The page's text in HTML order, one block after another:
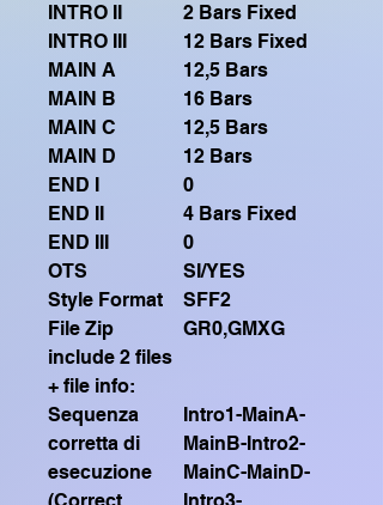
INTRO II
2 Bars Fixed
INTRO III
12 Bars Fixed
MAIN A
12,5 Bars
MAIN B
16 Bars
MAIN C
12,5 Bars
MAIN D
12 Bars
END I
0
END II
4 Bars Fixed
END III
0
OTS
SI/YES
Style Format
SFF2
File Zip
include 2 files
+ file info:
GR0,GMXG
Sequenza
corretta di
esecuzione
Intro1-MainA-
MainB-Intro2-
MainC-MainD-